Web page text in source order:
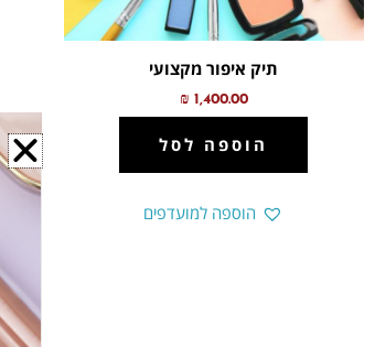
תיק איפור מקצועי
₪ 1,400.00
הוספה לסל
הוספה למועדפים